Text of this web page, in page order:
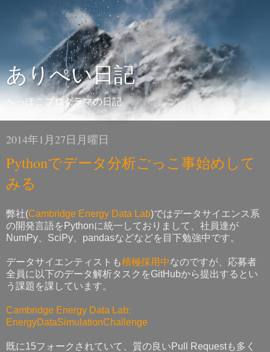
ありぺい日記
へっぽこプログラマの日記
2014年1月27日月曜日
Pythonでデータ分析ごっこ事始めして
みる
弊社(Cambridge Energy Data Lab)ではデータサイエンス系
の開発言語をPythonに統一しておりまして、社員達が
NumPy、SciPy、pandasなどなどを目下勉強中です。
データサイエンティストも積極採用中なのですが、応募者
全員に以下のデータ解析タスクをGitHubから提出するとい
う課題を課しています。
Cambridge Energy Data Lab:
EnergyDataSimulationChallenge
既に15フォークされていて、質の良いPull Requestも多く